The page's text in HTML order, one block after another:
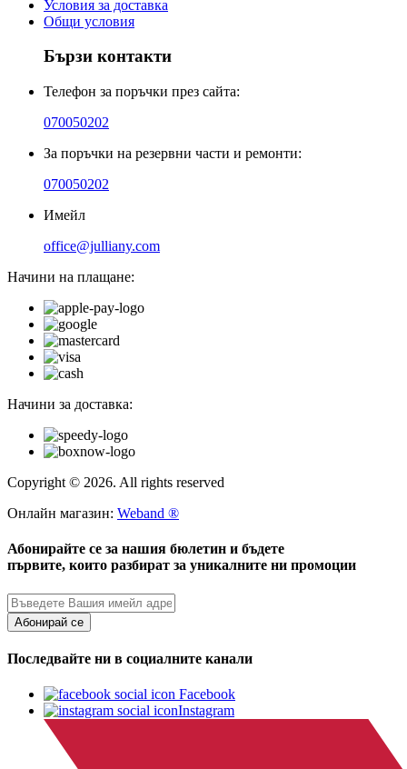
Условия за доставка
Общи условия
Бързи контакти
Телефон за поръчки през сайта:
070050202
За поръчки на резервни части и ремонти:
070050202
Имейл
office@julliany.com
Начини на плащане:
Начини за доставка:
Copyright © 2026. All rights reserved
Онлайн магазин: Weband ®
Абонирайте се за нашия бюлетин и бъдете
първите, които разбират за уникалните ни промоции
Абонирай се
Последвайте ни в социалните канали
Facebook
Instagram